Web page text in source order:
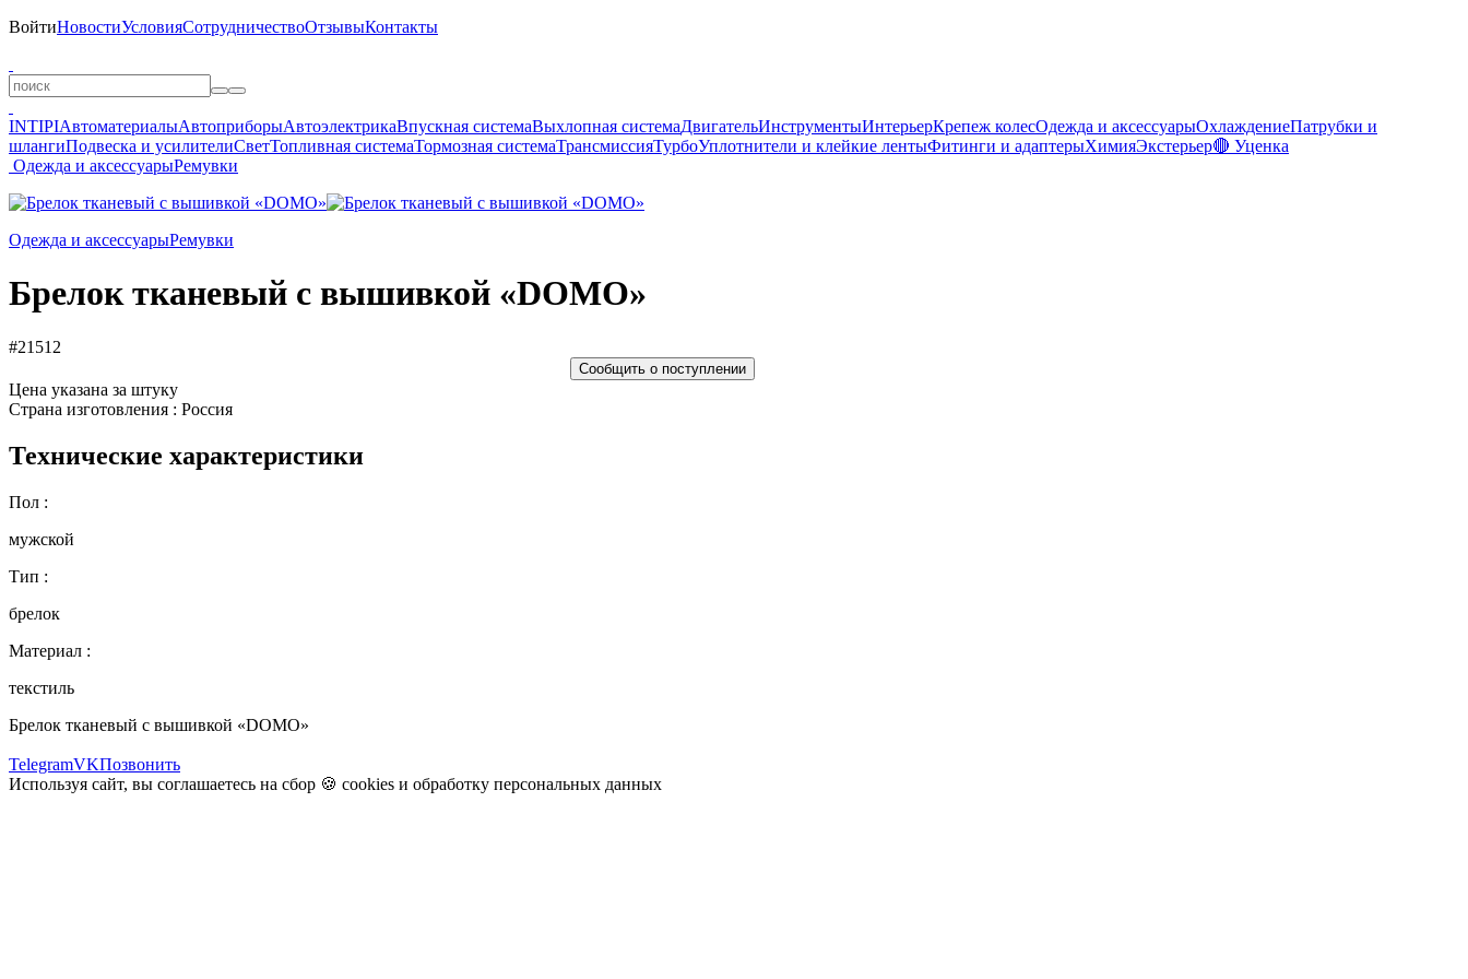
ВойтиНовостиУсловияСотрудничествоОтзывыКонтакты
INTIPIАвтоматериалыАвтоприборыАвтоэлектрикаВпускная системаВыхлопная системаДвигательИнструментыИнтерьерКрепеж колесОдежда и аксессуарыОхлаждениеПатрубки и
шлангиПодвеска и усилителиСветТопливная системаТормозная системаТрансмиссияТурбоУплотнители и клейкие лентыФитинги и адаптерыХимияЭкстерьер🔴 Уценка
Одежда и аксессуарыРемувки
Одежда и аксессуарыРемувки
Брелок тканевый с вышивкой «DOMO»
#21512
Сообщить о поступлении
Цена указана за штуку
Страна изготовления : Россия
Технические характеристики
Пол :
мужской
Тип :
брелок
Материал :
текстиль
Брелок тканевый с вышивкой «DOMO»
TelegramVKПозвонить
Используя сайт, вы соглашаетесь на сбор 🍪 cookies и обработку персональных данных